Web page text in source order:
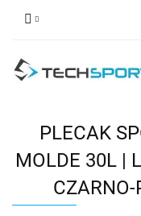
PLECAK
MOLDE 30L |